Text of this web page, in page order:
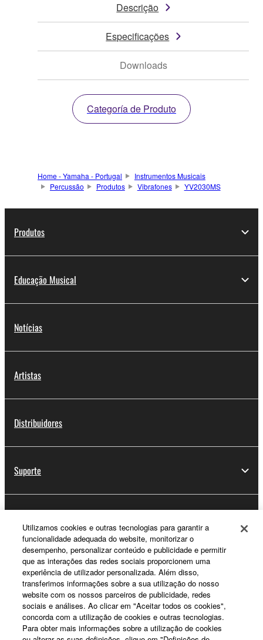
Descrição
Especificações
Downloads
Categoría de Produto
Home - Yamaha - Portugal
Instrumentos Musicais
Percussão
Produtos Vibrafones YV2030MS
Produtos
Educação Musical
Notícias
Artistas
Distribuidores
Suporte
Sobre a Yamaha
Portugal - Portuguese
Negócio
Utilizamos cookies e outras tecnologias para garantir a
funcionalidade adequada do website, monitorizar o
desempenho, personalizar conteúdo e publicidade e permitir
que as interações das redes sociais proporcionem uma
experiência de utilizador personalizada. Além disso,
transferimos informações sobre a sua utilização do nosso
website com os nossos parceiros de publicidade, redes
sociais e análises. Ao clicar em "Aceitar todos os cookies",
concorda com a utilização de cookies e outras tecnologias.
Para obter mais informações sobre a utilização de cookies